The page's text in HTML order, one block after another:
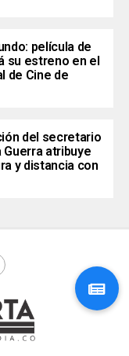
película de
su estreno en el
de Cine de
del secretario
atribuye
y distancia con